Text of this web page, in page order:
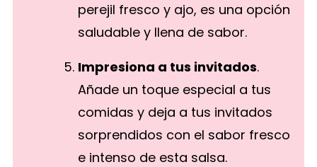
perejil fresco y ajo, es una opción
saludable y llena de sabor.
Impresiona a tus invitados.
Añade un toque especial a tus
comidas y deja a tus invitados
sorprendidos con el sabor fresco
e intenso de esta salsa.